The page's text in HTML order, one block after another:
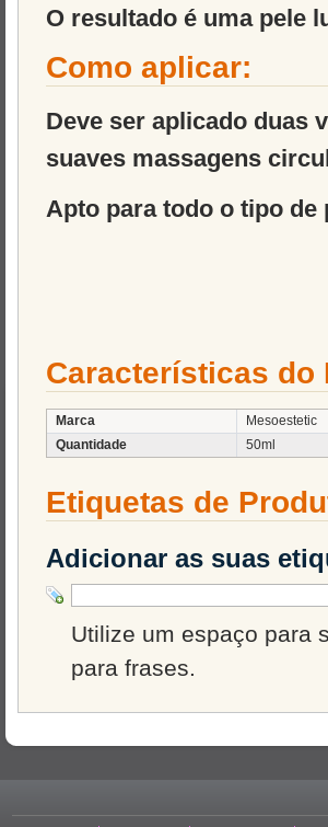
O resultado é uma pele
Como aplicar:
Deve ser aplicado duas
suaves massagens
Apto para todo o tipo de
Características do
Marca
Mesoestetic
Quantidade
50ml
Etiquetas de
Adicionar as suas
Utilize um espaço para
para frases.